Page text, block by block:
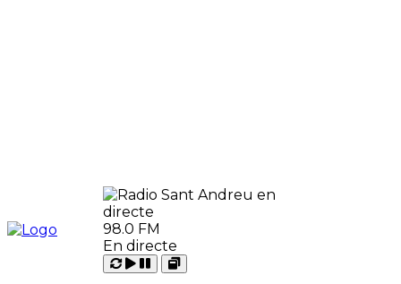
98.0 FM
En directe
Carregant
Reproduir
Pausar
Open